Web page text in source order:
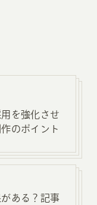
を強化させ
のポイント
ある？記事